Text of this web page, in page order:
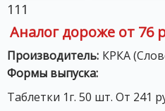
111
Аналог дороже от 76
Производитель: КРКА
Формы выпуска:
Таблетки 1г. 50 шт. От 241